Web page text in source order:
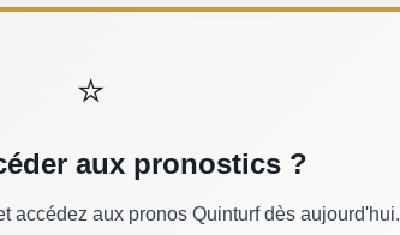
⭐
aux pronostics ?
accédez aux pronos Quinturf dès aujourd'hui.